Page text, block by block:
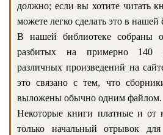
должно; если вы хотите читать
можете легко сделать это в нашей
В нашей библиотеке собраны
разбитых на примерно 140
различных произведений на
это связано с тем, что
выложены обычно одним файлом.
Некоторые книги платные и от
только начальный отрывок